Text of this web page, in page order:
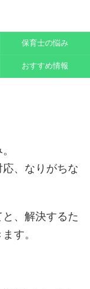
保育士の悩み
おすすめ情報
、なりがちな
、解決するた
す。